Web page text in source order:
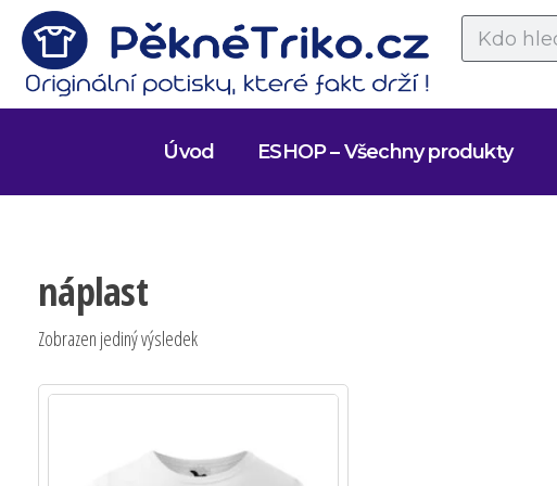
Úvod ESHOP – Všechny produkty
náplast
Zobrazen jediný výsledek